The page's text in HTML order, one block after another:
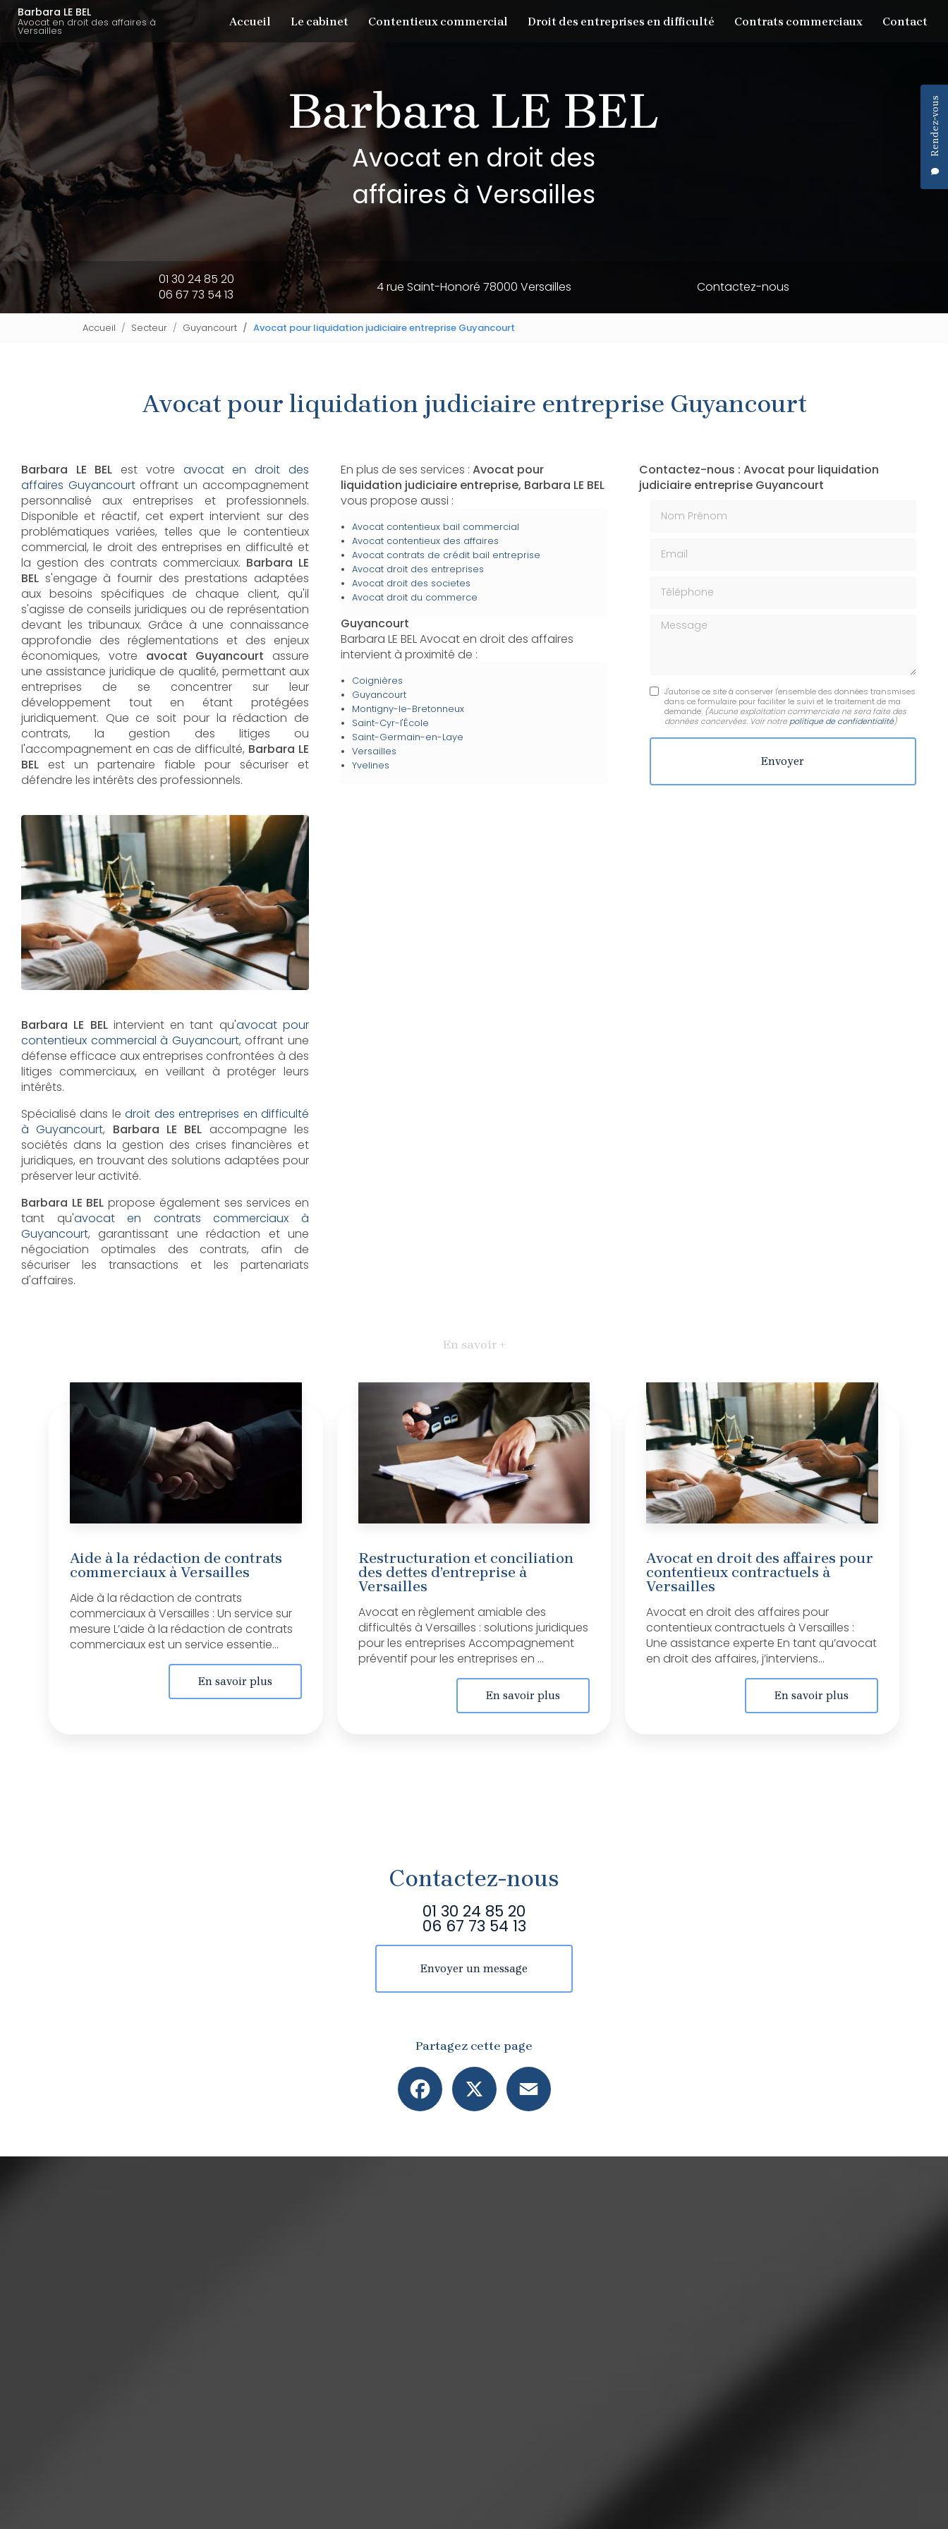
Aller
contenu
principal
Barbara LE BEL
Avocat en droit des affaires à
Versailles
Rendez-vous
Accueil
Le cabinet Contentieux commercial Droit des entreprises en difficulté Contrats commerciaux Contact
Avocat en droit des
affaires à Versailles
01 30 24 85 20
06 67 73 54 13
4 rue Saint-Honoré 78000 Versailles Contactez-nous
Accueil Secteur Guyancourt Avocat pour liquidation judiciaire entreprise Guyancourt
Avocat pour liquidation judiciaire entreprise Guyancourt
Barbara LE BEL est votre avocat en droit des
affaires Guyancourtoffrant un accompagnement
personnalisé aux entreprises et professionnels.
Disponible et réactif, cet expert intervient sur des
problématiques variées, telles que le contentieux
commercial, le droit des entreprises en difficulté et
la gestion des contrats commerciaux. Barbara LE
BEL s'engage à fournir des prestations adaptées
aux besoins spécifiques de chaque client, qu'il
s'agisse de conseils juridiques ou de représentation
devant les tribunaux. Grâce à une connaissance
approfondie des réglementations et des enjeux
économiques, votre avocat Guyancourt assure
une assistance juridique de qualité, permettant aux
entreprises de se concentrer sur leur
développement tout en étant protégées
juridiquement. Que ce soit pour la rédaction de
contrats, la gestion des litiges ou
l'accompagnement en cas de difficulté, Barbara LE
BEL​​​​​​​ est un partenaire fiable pour sécuriser et
défendre les intérêts des professionnels.
Barbara LE BELintervient en tant qu'avocat pour
contentieux commercial à Guyancourt, offrant une
défense efficace aux entreprises confrontées à des
litiges commerciaux, en veillant à protéger leurs
intérêts.
Spécialisé dans ledroit des entreprises en difficulté
à Guyancourt, Barbara LE BEL accompagne les
sociétés dans la gestion des crises financières et
juridiques, en trouvant des solutions adaptées pour
préserver leur activité.
Barbara LE BEL propose également ses services en
tant qu'avocat en contrats commerciaux à
Guyancourt, garantissant une rédaction et une
négociation optimales des contrats, afin de
sécuriser les transactions et les partenariats
d'affaires.
En plus de ses services : Avocat pour
liquidation judiciaire entreprise, Barbara LE BEL
vous propose aussi :
Avocat contentieux bail commercial
Avocat contentieux des affaires
Avocat contrats de crédit bail entreprise
Avocat droit des entreprises
Avocat droit des societes
Avocat droit du commerce
Guyancourt
Barbara LE BEL Avocat en droit des affaires
intervient à proximité de :
Coignières
Guyancourt
Montigny-le-Bretonneux
Saint-Cyr-l'École
Saint-Germain-en-Laye
Versailles
Yvelines
Contactez-nous : Avocat pour liquidation
judiciaire entreprise Guyancourt
Message
J'autorise ce site à conserver l'ensemble des données transmises
dans ce formulaire pour faciliter le suivi et le traitement de ma
demande. (Aucune exploitation commerciale ne sera faite des
données concervées. Voir notre politique de confidentialité)
En savoir +
Aide à la rédaction de contrats
commerciaux à Versailles
Aide à la rédaction de contrats
commerciaux à Versailles : Un service sur
mesure L’aide à la rédaction de contrats
commerciaux est un service essentie...
En savoir plus
Restructuration et conciliation
des dettes d’entreprise à
Versailles
Avocat en règlement amiable des
difficultés à Versailles : solutions juridiques
pour les entreprises Accompagnement
préventif pour les entreprises en ...
En savoir plus
Avocat en droit des affaires pour
contentieux contractuels à
Versailles
Avocat en droit des affaires pour
contentieux contractuels à Versailles :
Une assistance experte En tant qu’avocat
en droit des affaires, j’interviens...
En savoir plus
Contactez-nous
01 30 24 85 20
06 67 73 54 13
Envoyer un message
Partagez cette page
Facebook